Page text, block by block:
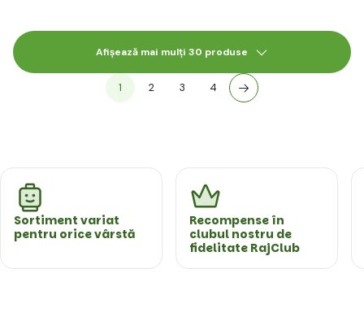
Afișează mai mulți 30 produse
1 2 3 4
Sortiment variat
pentru orice vârstă
Recompense în
clubul nostru de
fidelitate RajClub